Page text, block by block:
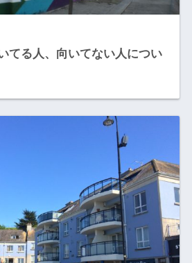
てる人、向いてない人につい